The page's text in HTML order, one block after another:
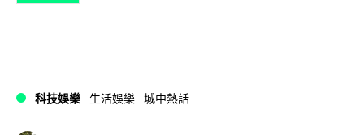
科技娛樂 生活娛樂 城中熱話